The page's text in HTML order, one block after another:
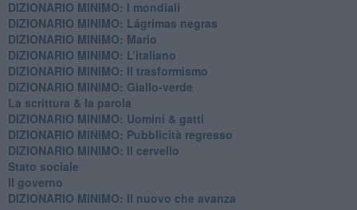
DIZIONARIO MINIMO: ​I mondiali
DIZIONARIO MINIMO: ​Lágrimas negras
DIZIONARIO MINIMO: Mario
DIZIONARIO MINIMO: L’italiano
DIZIONARIO MINIMO: Il trasformismo
DIZIONARIO MINIMO: Giallo-verde
La scrittura & la parola
​DIZIONARIO MINIMO: Uomini & gatti
DIZIONARIO MINIMO: ​Pubblicità regresso
DIZIONARIO MINIMO: Il cervello
Stato sociale
Il governo
DIZIONARIO MINIMO: Il nuovo che avanza